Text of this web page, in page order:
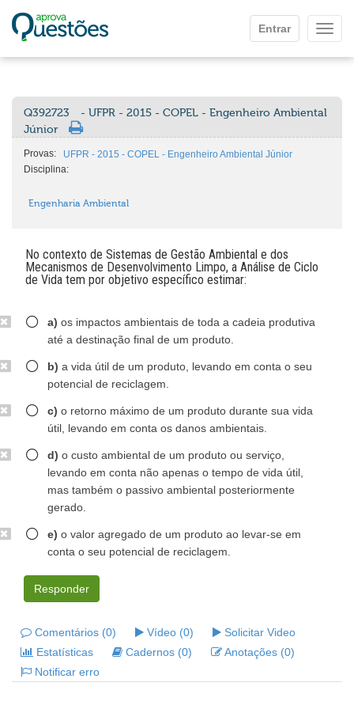
Entrar
Q392723
- UFPR - 2015 - COPEL - Engenheiro Ambiental
Júnior
Provas:
UFPR - 2015 - COPEL - Engenheiro Ambiental Júnior
Disciplina:
Engenharia Ambiental
No contexto de Sistemas de Gestão Ambiental e dos
Mecanismos de Desenvolvimento Limpo, a Análise de Ciclo
de Vida tem por objetivo específico estimar:
a) os impactos ambientais de toda a cadeia produtiva
até a destinação final de um produto.
b) a vida útil de um produto, levando em conta o seu
potencial de reciclagem.
c) o retorno máximo de um produto durante sua vida
útil, levando em conta os danos ambientais.
d) o custo ambiental de um produto ou serviço,
levando em conta não apenas o tempo de vida útil,
mas também o passivo ambiental posteriormente
gerado.
e) o valor agregado de um produto ao levar-se em
conta o seu potencial de reciclagem.
Responder
Comentários (0) Vídeo (0)
Solicitar Video
Estatísticas
Cadernos (0)
Anotações (0)
Notificar erro